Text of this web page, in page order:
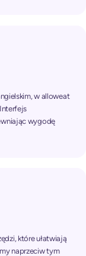
w alloweat
wygodę
które ułatwiają
naprzeciw tym